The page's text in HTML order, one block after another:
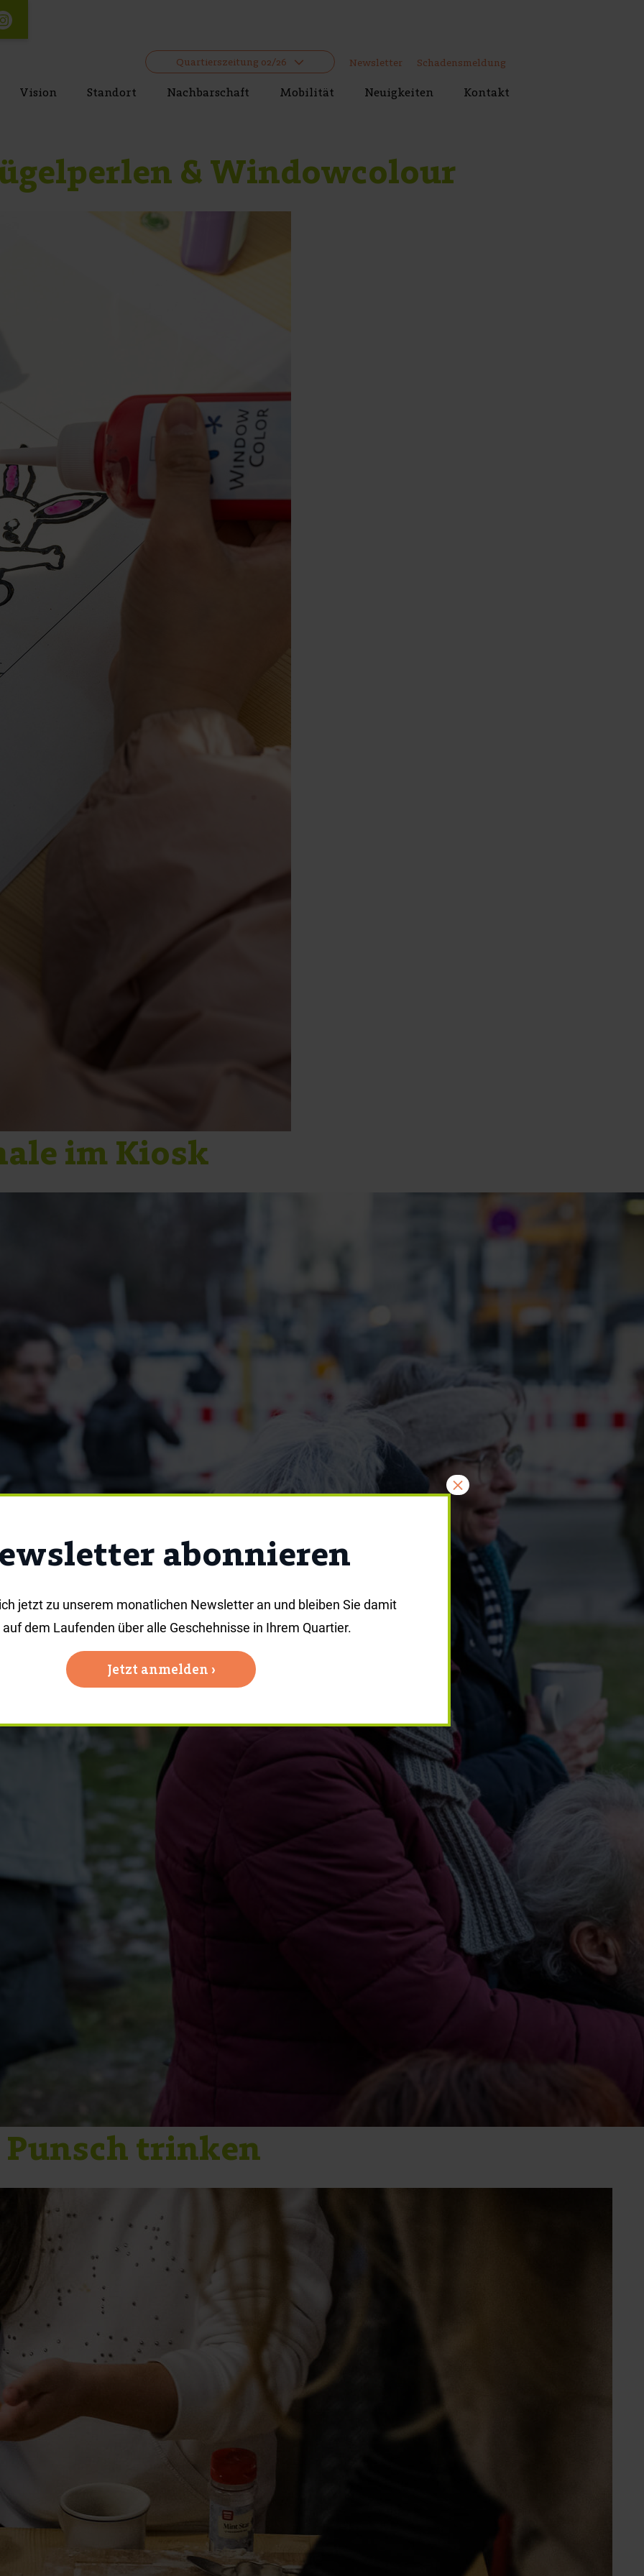
Quartierszeitung 02/26 Newsletter Schadensmeldung
Vision Standort Nachbarschaft Mobilität Neuigkeiten Kontakt
& Windowcolour
im Kiosk
Punsch trinken
abonnieren
jetzt zu unserem monatlichen Newsletter an und bleiben Sie damit
dem Laufenden über alle Geschehnisse in Ihrem Quartier.
Jetzt anmelden ›
×